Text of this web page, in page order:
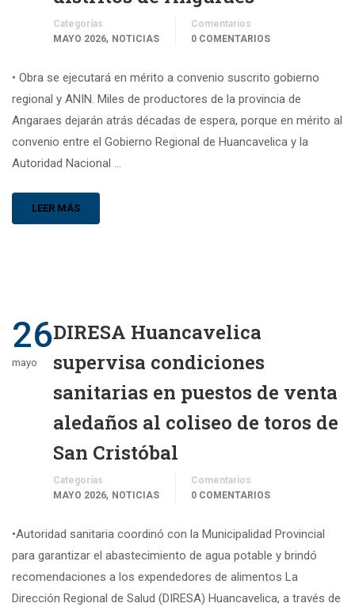
Categorías
MAYO 2026, NOTICIAS
Comentarios
0 COMENTARIOS
• Obra se ejecutará en mérito a convenio suscrito gobierno
regional y ANIN. Miles de productores de la provincia de
Angaraes dejarán atrás décadas de espera, porque en mérito al
convenio entre el Gobierno Regional de Huancavelica y la
Autoridad Nacional …
LEER MÁS
26
mayo
DIRESA Huancavelica
supervisa condiciones
sanitarias en puestos de venta
aledaños al coliseo de toros de
San Cristóbal
Categorías
MAYO 2026, NOTICIAS
Comentarios
0 COMENTARIOS
•Autoridad sanitaria coordinó con la Municipalidad Provincial
para garantizar el abastecimiento de agua potable y brindó
recomendaciones a los expendedores de alimentos La
Dirección Regional de Salud (DIRESA) Huancavelica, a través de